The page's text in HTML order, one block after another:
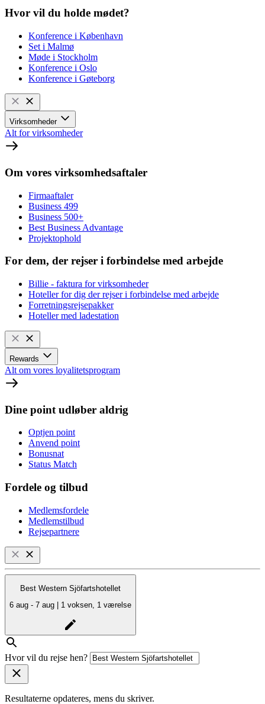
Hvor vil du holde mødet?
Konference i København
Set i Malmø
Møde i Stockholm
Konference i Oslo
Konference i Gøteborg
Virksomheder
Alt for virksomheder
Om vores virksomhedsaftaler
Firmaaftaler
Business 499
Business 500+
Best Business Advantage
Projektophold
For dem, der rejser i forbindelse med arbejde
Billie - faktura for virksomheder
Hoteller for dig der rejser i forbindelse med arbejde
Forretningsrejsepakker
Hoteller med ladestation
Rewards
Alt om vores loyalitetsprogram
Dine point udløber aldrig
Optjen point
Anvend point
Bonusnat
Status Match
Fordele og tilbud
Medlemsfordele
Medlemstilbud
Rejsepartnere
Best Western Sjöfartshotellet
6 aug - 7 aug | 1 voksen, 1 værelse
Hvor vil du rejse hen?
Resultaterne opdateres, mens du skriver.